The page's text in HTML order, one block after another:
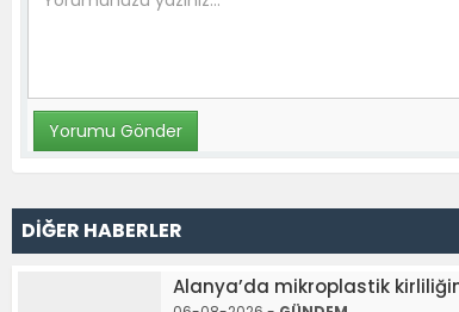
DİĞER HABERLER
Alanya’da mikroplastik